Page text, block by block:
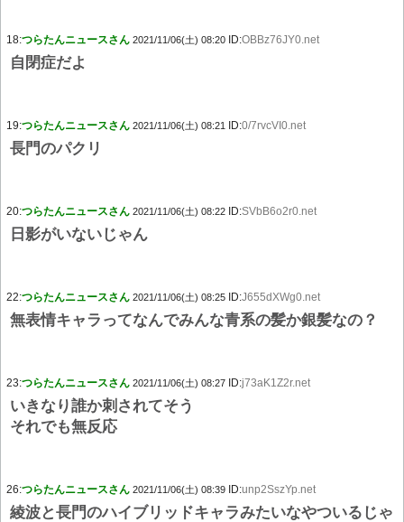
18:つらたんニュースさん 2021/11/06(土) 08:20 ID:OBBz76JY0.net
自閉症だよ
19:つらたんニュースさん 2021/11/06(土) 08:21 ID:0/7rvcVI0.net
長門のパクリ
20:つらたんニュースさん 2021/11/06(土) 08:22 ID:SVbB6o2r0.net
日影がいないじゃん
22:つらたんニュースさん 2021/11/06(土) 08:25 ID:J655dXWg0.net
無表情キャラってなんでみんな青系の髪か銀髪なの？
23:つらたんニュースさん 2021/11/06(土) 08:27 ID:j73aK1Z2r.net
いきなり誰か刺されてそう
それでも無反応
26:つらたんニュースさん 2021/11/06(土) 08:39 ID:unp2SszYp.net
綾波と長門のハイブリッドキャラみたいなやついるじゃ